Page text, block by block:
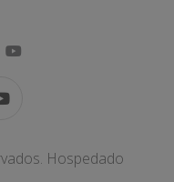
Hospedado